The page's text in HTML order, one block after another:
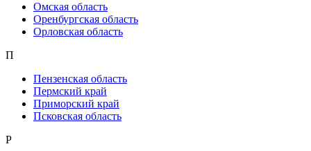
Омская область
Оренбургская область
Орловская область
П
Пензенская область
Пермский край
Приморский край
Псковская область
Р